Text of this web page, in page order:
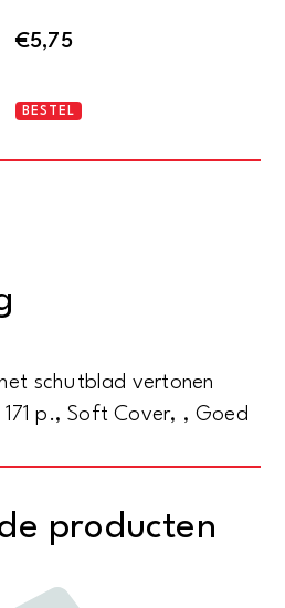
€5,75
Groot
BESTEL
schutblad vertonen
p., Soft Cover, , Goed
producten